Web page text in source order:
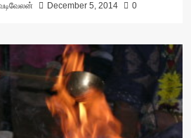
December 5, 2014 0